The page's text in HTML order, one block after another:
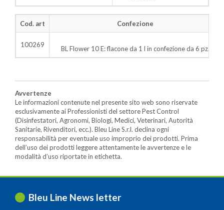
Cod. art Confezione
100269 BL Flower 10 E: flacone da 1 l in confezione da 6 pz.
Avvertenze
Le informazioni contenute nel presente sito web sono riservate
esclusivamente ai Professionisti del settore Pest Control
(Disinfestatori, Agronomi, Biologi, Medici, Veterinari, Autorità
Sanitarie, Rivenditori, ecc.). Bleu Line S.r.l. declina ogni
responsabilità per eventuale uso improprio dei prodotti. Prima
dell’uso dei prodotti leggere attentamente le avvertenze e le
modalità d’uso riportate in etichetta.
Bleu Line News letter